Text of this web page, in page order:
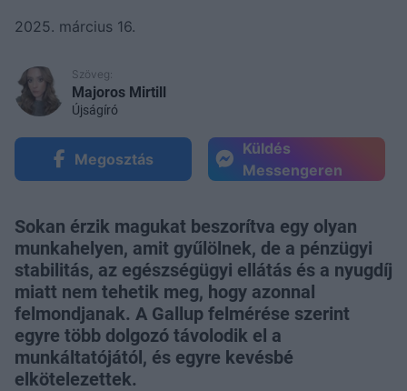
2025. március 16.
Szöveg:
Majoros Mirtill
Újságíró
Megosztás
Küldés
Messengeren
Sokan érzik magukat beszorítva egy olyan
munkahelyen, amit gyűlölnek, de a pénzügyi
stabilitás, az egészségügyi ellátás és a nyugdíj
miatt nem tehetik meg, hogy azonnal
felmondjanak. A Gallup felmérése szerint
egyre több dolgozó távolodik el a
munkáltatójától, és egyre kevésbé
elkötelezettek.